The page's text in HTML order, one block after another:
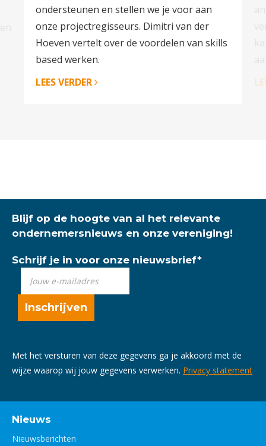
ondersteunen en stellen we je voor aan
onze projectregisseurs. Dimitri van der
Hoeven vertelt over de voordelen van skills
based werken.
LEES VERDER
Blijf op de hoogte van al het relevante
ondernemersnieuws en onze vereniging!
Schrijf je in voor onze nieuwsbrief*
Met het versturen van deze gegevens ga je akkoord met de
wijze waarop wij jouw gegevens verwerken. Privacy statement
Nieuws
Nieuwsberichten